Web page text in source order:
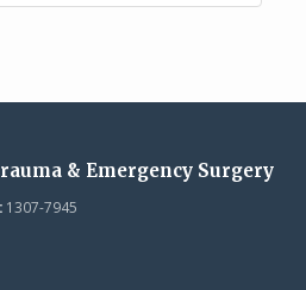
& Emergency Surgery
1307-7945